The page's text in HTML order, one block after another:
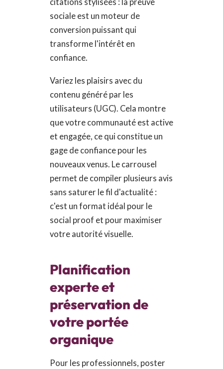
citations stylisées : la preuve
sociale est un moteur de
conversion puissant qui
transforme l'intérêt en
confiance.
Variez les plaisirs avec du
contenu généré par les
utilisateurs (UGC). Cela montre
que votre communauté est active
et engagée, ce qui constitue un
gage de confiance pour les
nouveaux venus. Le carrousel
permet de compiler plusieurs avis
sans saturer le fil d'actualité :
c'est un format idéal pour le
social proof et pour maximiser
votre autorité visuelle.
Planification
experte et
préservation de
votre portée
organique
Pour les professionnels, poster